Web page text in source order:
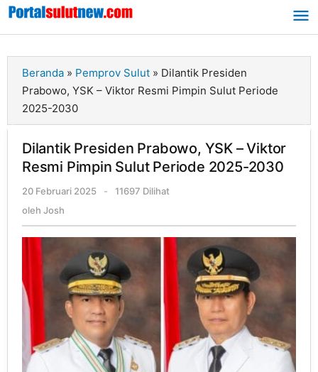
Lewati
Beranda » Pemprov Sulut » Dilantik Presiden
Prabowo, YSK – Viktor Resmi Pimpin Sulut Periode
2025-2030
Dilantik Presiden Prabowo, YSK – Viktor
Resmi Pimpin Sulut Periode 2025-2030
20 Februari 2025
oleh
-
11697 Dilihat
oleh Josh